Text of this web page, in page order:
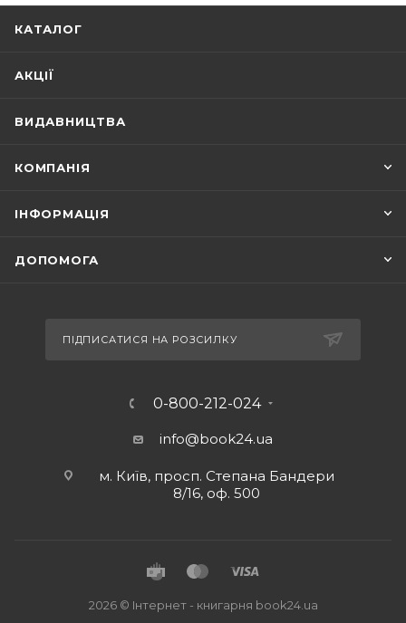
КАТАЛОГ
АКЦІЇ
ВИДАВНИЦТВА
КОМПАНІЯ
ІНФОРМАЦІЯ
ДОПОМОГА
ПІДПИСАТИСЯ НА РОЗСИЛКУ
0-800-212-024
info@book24.ua
м. Київ, просп. Степана Бандери
8/16, оф. 500
2026 © Iнтернет - книгарня book24.ua